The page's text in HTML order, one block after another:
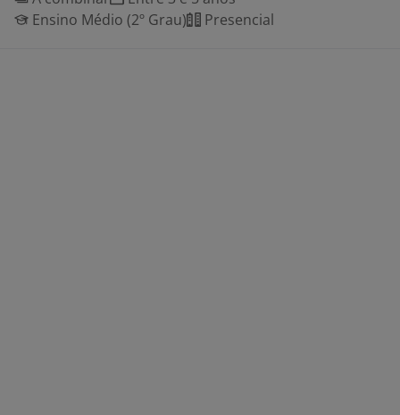
Ensino Médio (2º Grau)
Presencial